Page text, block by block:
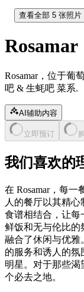
查看全部 5 张照片
Rosamar
Rosamar，位于葡
吧 & 生蚝吧 菜系.
AI辅助内容
立即预订
我们喜欢的
在 Rosamar，每
人的餐厅以其精
食谱相结合，让每
鲜饭和无与伦比
融合了休闲与优雅
的服务和诱人的
明星。对于那些渴
个必去之地。